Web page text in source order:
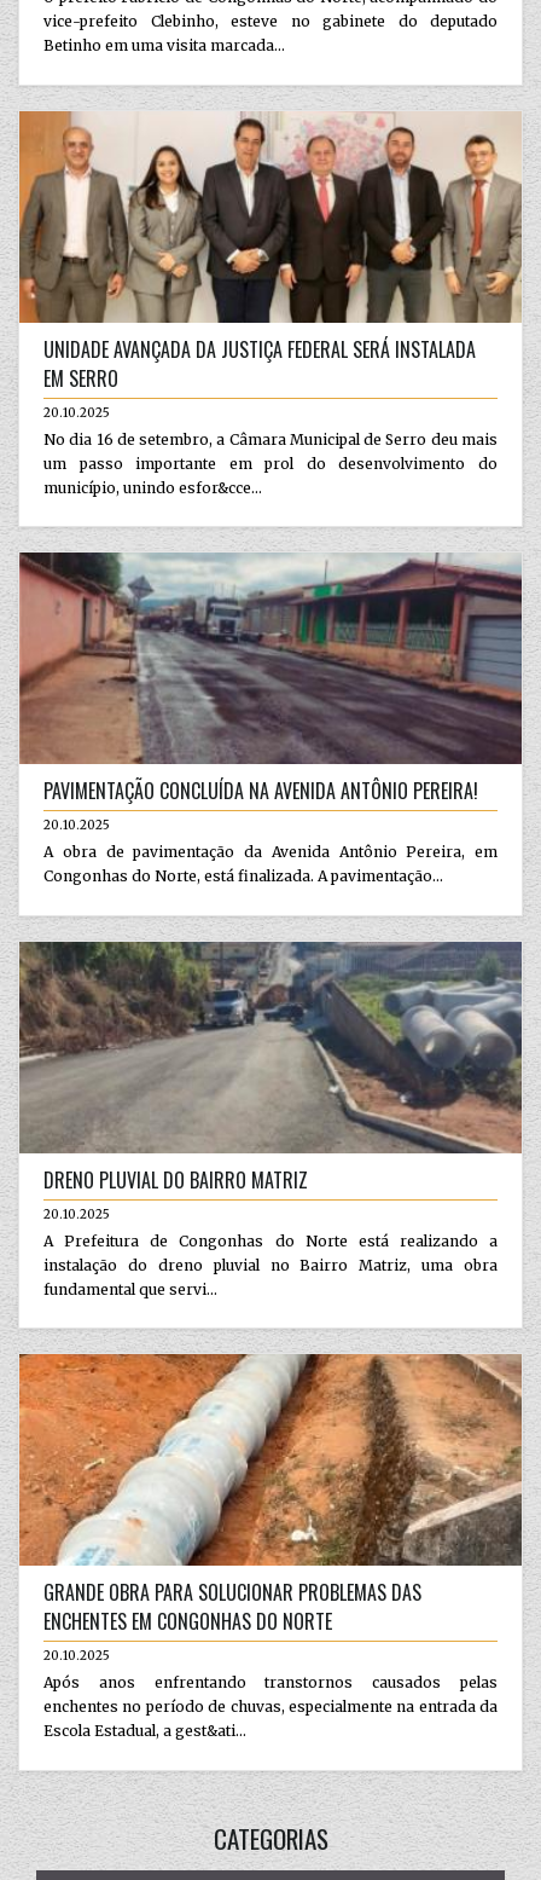
vice-prefeito Clebinho, esteve no gabinete do deputado
Betinho em uma visita marcada...
UNIDADE AVANÇADA DA JUSTIÇA FEDERAL SERÁ INSTALADA
EM SERRO
20.10.2025
No dia 16 de setembro, a Câmara Municipal de Serro deu mais
um passo importante em prol do desenvolvimento do
município, unindo esfor&cce...
PAVIMENTAÇÃO CONCLUÍDA NA AVENIDA ANTÔNIO PEREIRA!
20.10.2025
A obra de pavimentação da Avenida Antônio Pereira, em
Congonhas do Norte, está finalizada. A pavimentação...
DRENO PLUVIAL DO BAIRRO MATRIZ
20.10.2025
A Prefeitura de Congonhas do Norte está realizando a
instalação do dreno pluvial no Bairro Matriz, uma obra
fundamental que servi...
GRANDE OBRA PARA SOLUCIONAR PROBLEMAS DAS
ENCHENTES EM CONGONHAS DO NORTE
20.10.2025
Após anos enfrentando transtornos causados pelas
enchentes no período de chuvas, especialmente na entrada da
Escola Estadual, a gest&ati...
CATEGORIAS